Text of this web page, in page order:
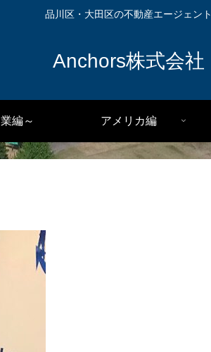
品川区・大田区の不動産エージェント
Anchors株式会社
編～ アメリカ編